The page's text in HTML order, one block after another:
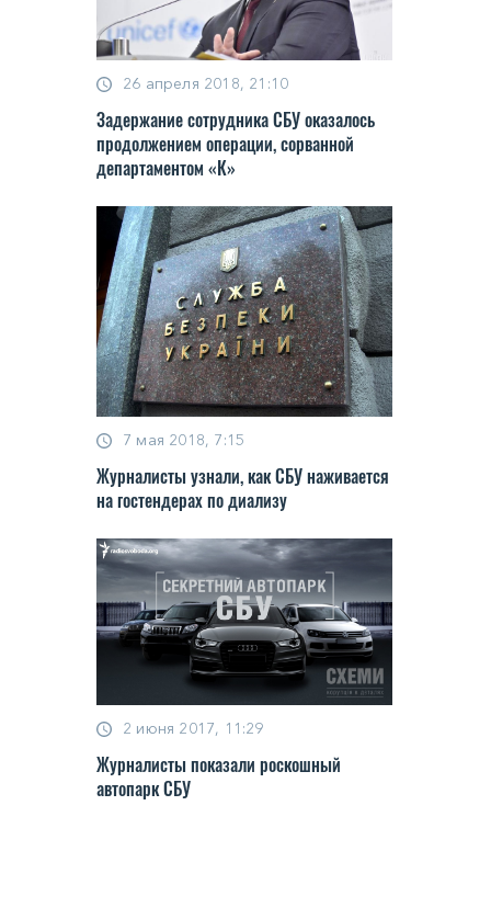
26 апреля 2018, 21:10
Задержание сотрудника СБУ оказалось
продолжением операции, сорванной
департаментом «К»
7 мая 2018, 7:15
Журналисты узнали, как СБУ наживается
на гостендерах по диализу
2 июня 2017, 11:29
Журналисты показали роскошный
автопарк СБУ